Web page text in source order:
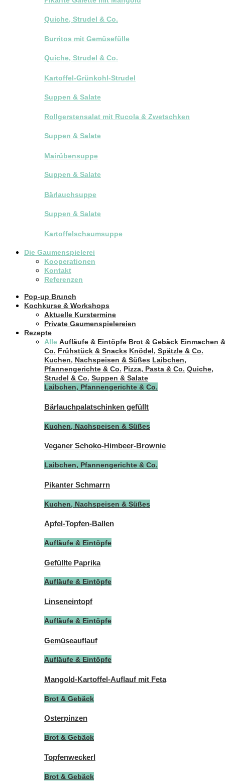
Quiche, Strudel & Co.
Burritos mit Gemüsefülle
Quiche, Strudel & Co.
Kartoffel-Grünkohl-Strudel
Suppen & Salate
Rollgerstensalat mit Rucola & Zwetschken
Suppen & Salate
Mairübensuppe
Suppen & Salate
Bärlauchsuppe
Suppen & Salate
Kartoffelschaumsuppe
Die Gaumenspielerei
Kooperationen
Kontakt
Referenzen
Pop-up Brunch
Kochkurse & Workshops
Aktuelle Kurstermine
Private Gaumenspielereien
Rezepte
Alle Aufläufe & Eintöpfe Brot & Gebäck Einmachen &
Co. Frühstück & Snacks Knödel, Spätzle & Co.
Kuchen, Nachspeisen & Süßes Laibchen,
Pfannengerichte & Co. Pizza, Pasta & Co. Quiche,
Strudel & Co. Suppen & Salate
Laibchen, Pfannengerichte & Co.
Bärlauchpalatschinken gefüllt
Kuchen, Nachspeisen & Süßes
Veganer Schoko-Himbeer-Brownie
Laibchen, Pfannengerichte & Co.
Pikanter Schmarrn
Kuchen, Nachspeisen & Süßes
Apfel-Topfen-Ballen
Aufläufe & Eintöpfe
Gefüllte Paprika
Aufläufe & Eintöpfe
Linseneintopf
Aufläufe & Eintöpfe
Gemüseauflauf
Aufläufe & Eintöpfe
Mangold-Kartoffel-Auflauf mit Feta
Brot & Gebäck
Osterpinzen
Brot & Gebäck
Topfenweckerl
Brot & Gebäck